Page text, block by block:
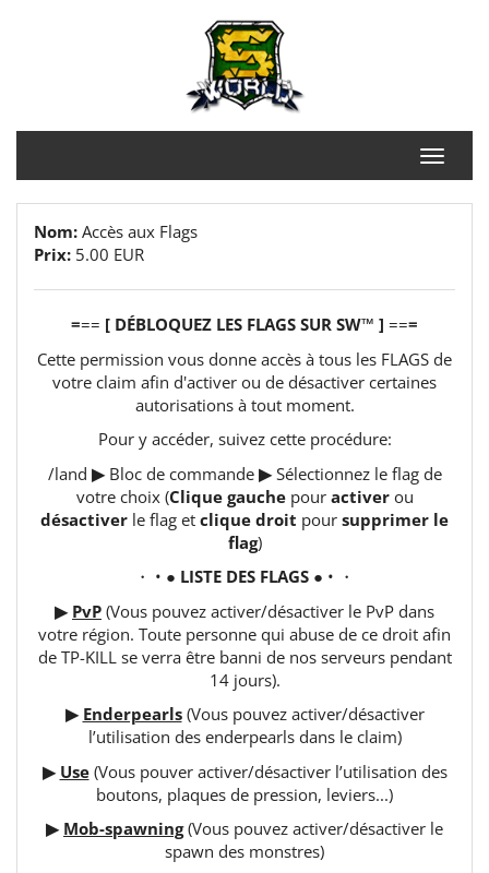
Nom: Accès aux Flags
Prix: 5.00 EUR
=== [ DÉBLOQUEZ LES FLAGS SUR SW™ ] ===
Cette permission vous donne accès à tous les FLAGS de
votre claim afin d'activer ou de désactiver certaines
autorisations à tout moment.
Pour y accéder, suivez cette procédure:
/land ▶Bloc de commande ▶Sélectionnez le flag de
votre choix (Clique gauchepour activerou
désactiver le flag et clique droit pour supprimer le
flag)
・ • ● LISTE DES FLAGS ● • ・
▶ PvP (Vous pouvez activer/désactiver le PvP dans
votre région. Toute personne qui abuse de ce droit afin
de TP-KILL se verra être banni de nos serveurs pendant
14 jours).
▶ Enderpearls(Vous pouvez activer/désactiver
l’utilisation des enderpearls dans le claim)
▶ Use(Vous pouver activer/désactiver l’utilisation des
boutons, plaques de pression, leviers...)
▶ Mob-spawning(Vous pouvez activer/désactiver le
spawn des monstres)